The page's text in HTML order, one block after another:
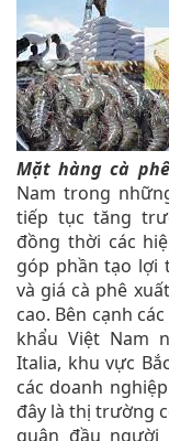
Mặt hàng cà
Nam trong
tiếp tục tăng
đồng thời các
góp phần tạo lợi
và giá cà phê
cao. Bên cạnh
khẩu Việt Nam
Italia, khu vực
các doanh
đây là thị trường
quân đầu